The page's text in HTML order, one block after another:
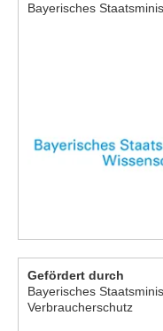
Bayerisches
Gefördert durch
Bayerisches
Verbraucherschutz